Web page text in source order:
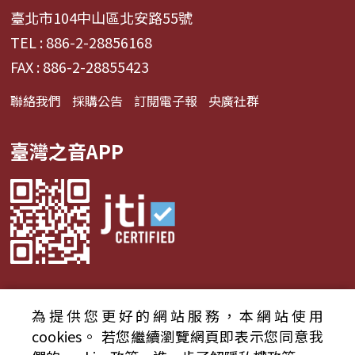
臺北市104中山區北安路55號
TEL : 886-2-28856168
FAX : 886-2-28855423
聯絡我們 採購公告 訂閱電子報 央廣社群
臺灣之音APP
© 2024財團法人中央廣播電臺 版權所有
為提供您更好的網站服務，本網站使用
cookies。 若您繼續瀏覽網頁即表示您同意我